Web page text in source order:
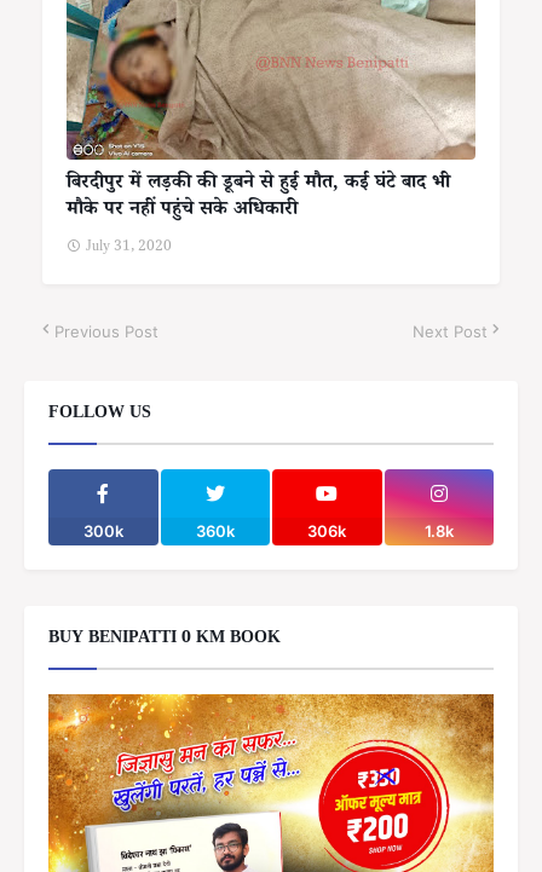
बिरदीपुर में लड़की की डूबने से हुई मौत, कई घंटे बाद भी
मौके पर नहीं पहुंचे सके अधिकारी
July 31, 2020
Previous Post Next Post
FOLLOW US
300k 360k 306k 1.8k
BUY BENIPATTI 0 KM BOOK